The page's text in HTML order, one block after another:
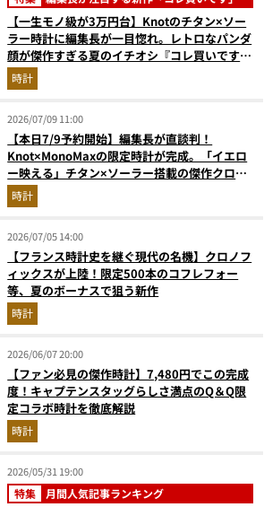
【一生モノ級が3万円台】Knotのチタン×ソー
ラー時計に編集長が一目惚れ。レトロなパンダ
顔が傑作すぎる夏のイチオシ『コレ買いです』
Vol.169
時計
2026/07/09 11:00
【本日7/9予約開始】編集長が直談判！
Knot×MonoMaxの限定時計が完成。「イエロ
ー映える」チタン×ソーラー搭載の傑作クロノ
グラフ
時計
2026/07/05 14:00
【フランス時計史を継ぐ現代の名機】クロノフ
ィックスが上陸！限定500本のコフレフォー
等、夏のボーナスで狙う新作
時計
2026/06/07 20:00
【ファン必見の傑作時計】7,480円でこの完成
度！キャプテンスタッグらしさ満点のQ＆Q限
定コラボ時計を徹底解説
時計
2026/05/31 19:00
特集 月間人気記事ランキング